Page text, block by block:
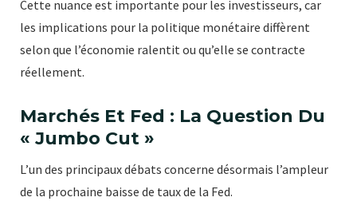
Cette nuance est importante pour les investisseurs, car
les implications pour la politique monétaire diffèrent
selon que l’économie ralentit ou qu’elle se contracte
réellement.
Marchés Et Fed : La Question Du
« Jumbo Cut »
L’un des principaux débats concerne désormais l’ampleur
de la prochaine baisse de taux de la Fed.